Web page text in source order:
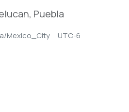
Puebla
Mexico_City UTC-6